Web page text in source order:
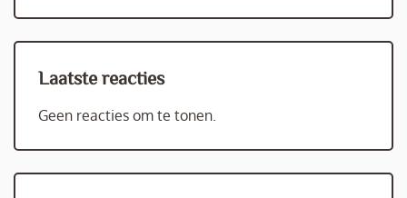
Laatste reacties
Geen reacties om te tonen.